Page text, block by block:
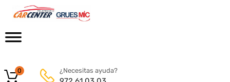
¿Necesitas ayuda?
0